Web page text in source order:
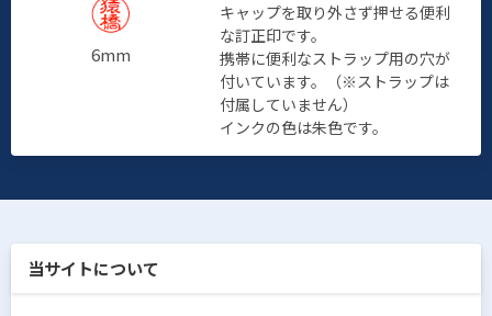
6mm
キャップを取り外さず押せる便利
な訂正印です。
携帯に便利なストラップ用の穴が
付いています。（※ストラップは
付属していません）
インクの色は朱色です。
当サイトについて